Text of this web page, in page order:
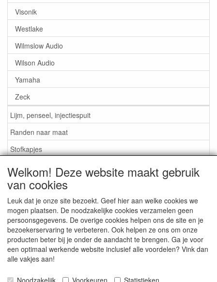
Visonik
Westlake
Wilmslow Audio
Wilson Audio
Yamaha
Zeck
Lijm, penseel, injectiespuit
Randen naar maat
Stofkapjes
Informatie
Foam of rubber randen?
Belangrijk bij bestellen
Nieuws
Contact / Gegevens
Algemene Voorwaarden
Welkom! Deze website maakt gebruik
van cookies
Leuk dat je onze site bezoekt. Geef hier aan welke cookies we
mogen plaatsen. De noodzakelijke cookies verzamelen geen
persoonsgegevens. De overige cookies helpen ons de site en je
bezoekerservaring te verbeteren. Ook helpen ze ons om onze
producten beter bij je onder de aandacht te brengen. Ga je voor
een optimaal werkende website inclusief alle voordelen? Vink dan
alle vakjes aan!
Noodzakelijk Voorkeuren Statistieken